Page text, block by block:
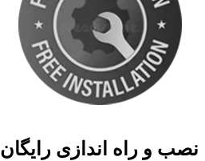
نصب و راه اندازی رایگان